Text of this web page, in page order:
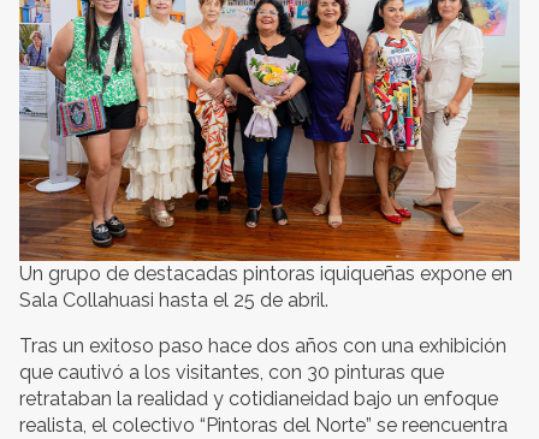
Un grupo de destacadas pintoras iquiqueñas expone en
Sala Collahuasi hasta el 25 de abril.
Tras un exitoso paso hace dos años con una exhibición
que cautivó a los visitantes, con 30 pinturas que
retrataban la realidad y cotidianeidad bajo un enfoque
realista, el colectivo “Pintoras del Norte” se reencuentra